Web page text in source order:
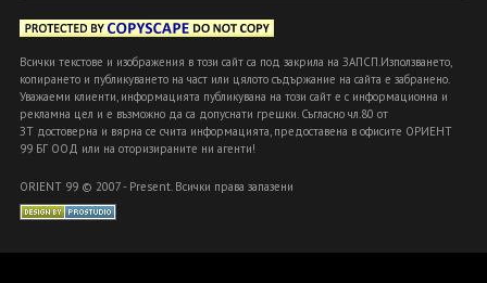
Всички текстове и изображения в този сайт са под закрила на ЗАПСП.Използването,
копирането и публикуването на част или цялото съдържание на сайта е забранено.
Уважаеми клиенти, информацията публикувана на този сайт е с информационна и
рекламна цел и е възможно да са допуснати грешки. Съгласно чл.80 от
ЗТ достоверна и вярна се счита информацията, предоставена в офисите ОРИЕНТ
99 БГ ООД или на оторизираните ни агенти!
ORIENT 99 © 2007 - Present. Всички права запазени